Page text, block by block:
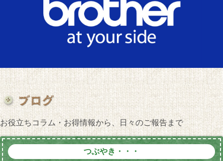
お役立ちコラム・お得情報から、日々のご報告まで
つぶやき・・・